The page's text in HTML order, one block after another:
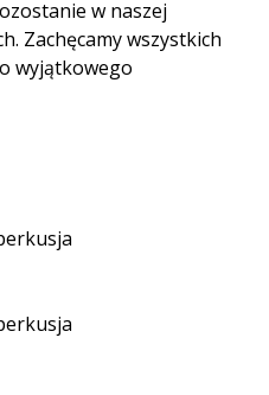
w naszej
Zachęcamy wszystkich
wyjątkowego